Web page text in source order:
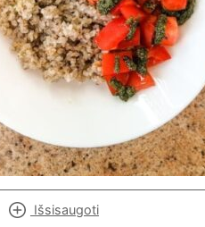
Išsisaugoti